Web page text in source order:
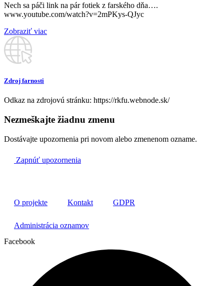
Nech sa páči link na pár fotiek z farského dňa….
www.youtube.com/watch?v=2mPKys-QJyc
Zobraziť viac
Zdroj farnosti
Odkaz na zdrojovú stránku: https://rkfu.webnode.sk/
Nezmeškajte žiadnu zmenu
Dostávajte upozornenia pri novom alebo zmenenom ozname.
Zapnúť upozornenia
O projekte Kontakt GDPR
Administrácia oznamov
Facebook